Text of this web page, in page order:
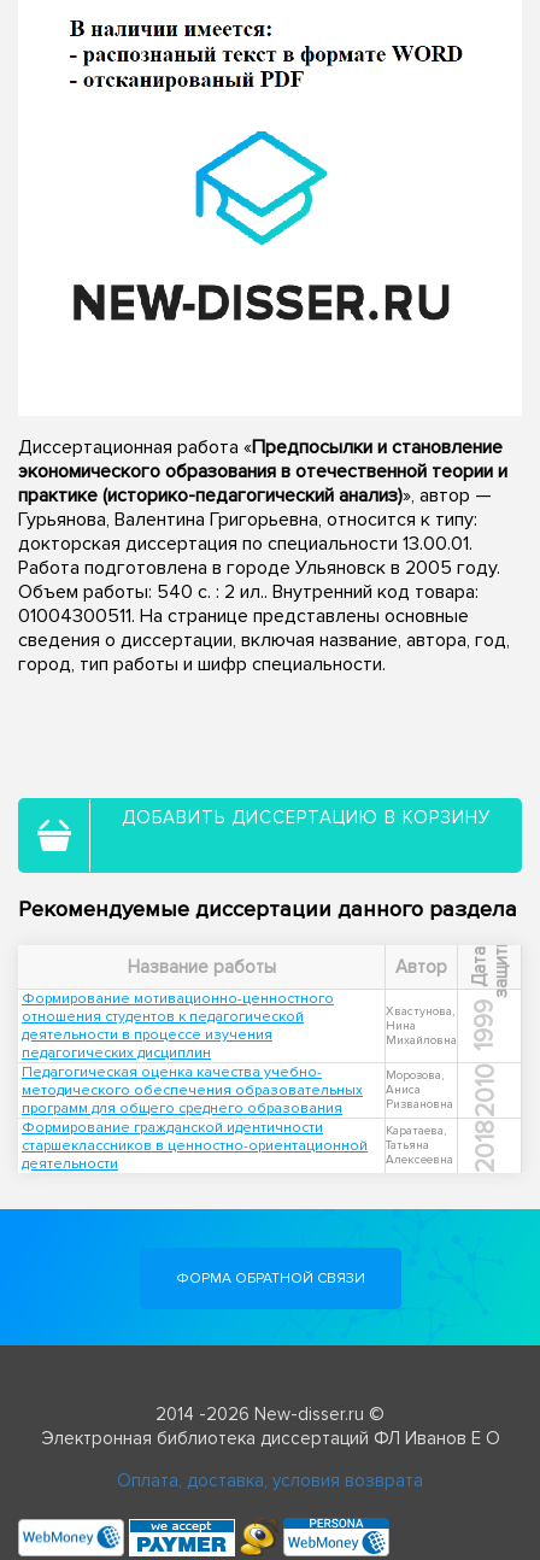
Диссертационная работа «Предпосылки и становление
экономического образования в отечественной теории и
практике (историко-педагогический анализ)», автор —
Гурьянова, Валентина Григорьевна, относится к типу:
докторская диссертация по специальности 13.00.01.
Работа подготовлена в городе Ульяновск в 2005 году.
Объем работы: 540 с. : 2 ил.. Внутренний код товара:
01004300511. На странице представлены основные
сведения о диссертации, включая название, автора, год,
город, тип работы и шифр специальности.
ДОБАВИТЬ ДИССЕРТАЦИЮ В КОРЗИНУ
Рекомендуемые диссертации данного раздела
Название работы Автор Д
а
т
а
з
а
щ
и
т ы
Формирование мотивационно-ценностного
отношения студентов к педагогической
деятельности в процессе изучения
педагогических дисциплин
Хвастунова,
Нина
Михайловна
1999
Педагогическая оценка качества учебно-
методического обеспечения образовательных
программ для общего среднего образования
Морозова,
Аниса
Ризвановна
2010
Формирование гражданской идентичности
старшеклассников в ценностно-ориентационной
деятельности
Каратаева,
Татьяна
Алексеевна
2018
ФОРМА ОБРАТНОЙ СВЯЗИ
2014 -2026 New-disser.ru ©
Электронная библиотека диссертаций ФЛ Иванов Е О
Оплата, доставка, условия возврата